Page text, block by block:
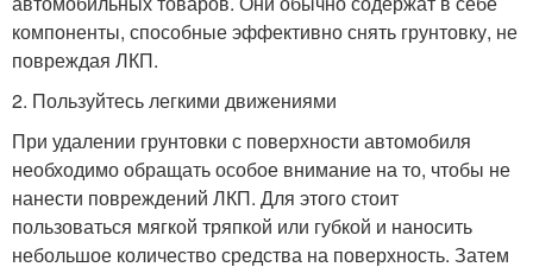
компоненты, способные эффективно снять грунтовку, не
повреждая ЛКП.
2. Пользуйтесь легкими движениями
При удалении грунтовки с поверхности автомобиля
необходимо обращать особое внимание на то, чтобы не
нанести повреждений ЛКП. Для этого стоит
пользоваться мягкой тряпкой или губкой и наносить
небольшое количество средства на поверхность. Затем